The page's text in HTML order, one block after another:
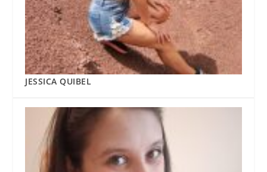
JESSICA QUIBEL